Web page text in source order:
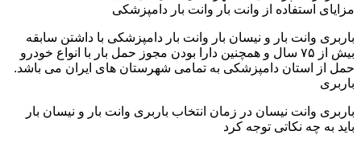
مزایای استفاده از وانت بار وانت بار دامپزشکی
باربری وانت بار و نیسان بار وانت بار دامپزشکی با داشتن سابقه
بیش از ۷۵ سال و همچنین دارا بودن مجوز حمل بار با انواع خودرو
حمل از استان دامپزشکی به تمامی شهرستان های ایران می باشد.
باربری
باربری وانت نیسان در زمان انتخاب باربری وانت بار و نیسان بار
باید به چه نکاتی توجه کرد